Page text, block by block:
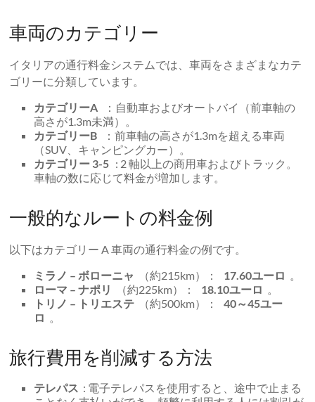
車両のカテゴリー
イタリアの通行料金システムでは、車両をさまざまなカテ
ゴリーに分類しています。
カテゴリーA ：自動車およびオートバイ（前車軸の
高さが1.3m未満）。
カテゴリーB ：前車軸の高さが1.3mを超える車両
（SUV、キャンピングカー）。
カテゴリー 3-5 : 2 軸以上の商用車およびトラック。
車軸の数に応じて料金が増加します。
一般的なルートの料金例
以下はカテゴリー A 車両の通行料金の例です。
ミラノ – ボローニャ
（約215km）： 17.60ユーロ 。
ローマ – ナポリ
（約225km）： 18.10ユーロ 。
トリノ – トリエステ （約500km）：40～45ユー
ロ 。
旅行費用を削減する方法
テレパス : 電子テレパスを使用すると、途中で止まる